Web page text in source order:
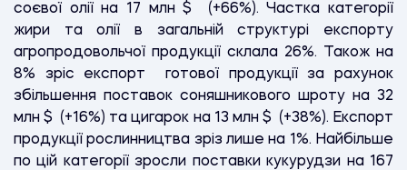
соєвої олії на 17 млн$
(+66%). Частка категорії
жири та олії в загальній структурі експорту
агропродовольчої продукції склала 26%. Також на
8% зріс експорт готової продукції за рахунок
збільшення поставок соняшникового шроту на 32
млн$ (+16%) та цигарок на 13 млн $
(+38%). Експорт
продукції рослинництва зріз лише на 1%. Найбільше
по цій категорії зросли поставки кукурудзи на 167